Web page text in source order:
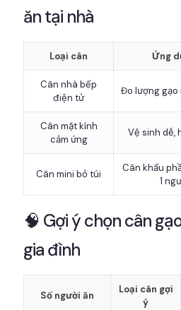
ăn tại nhà
Loại cân Ứng
Cân nhà bếp
điện tử
Đo lượng gạo
Cân mặt kính
cảm ứng
Vệ sinh dễ,
Cân mini bỏ túi
Cân khẩu
1
🧠 Gợi ý chọn cân
gia đình
Số người ăn
Loại cân gợi
ý